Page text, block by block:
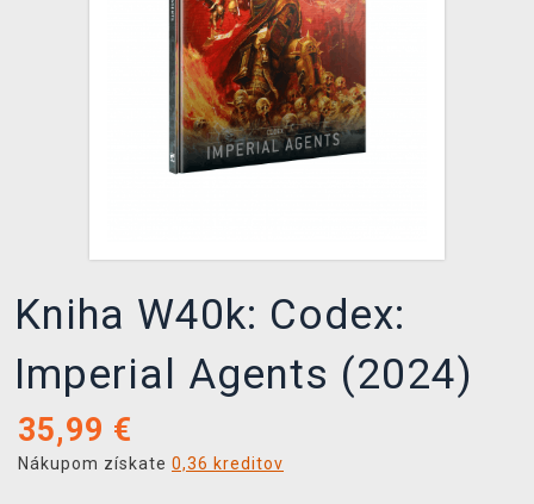
Kniha W40k: Codex:
Imperial Agents (2024)
35,99 €
Nákupom získate 0,36 kreditov